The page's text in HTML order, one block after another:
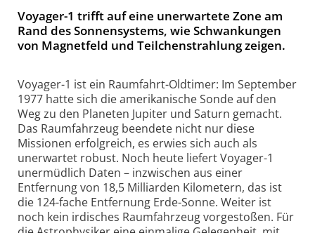
Voyager-1 trifft auf eine unerwartete Zone am
Rand des Sonnensystems, wie Schwankungen
von Magnetfeld und Teilchenstrahlung zeigen.
Voyager-1 ist ein Raumfahrt-Oldtimer: Im September
1977 hatte sich die amerikanische Sonde auf den
Weg zu den Planeten Jupiter und Saturn gemacht.
Das Raumfahrzeug beendete nicht nur diese
Missionen erfolgreich, es erwies sich auch als
unerwartet robust. Noch heute liefert Voyager-1
unermüdlich Daten – inzwischen aus einer
Entfernung von 18,5 Milliarden Kilometern, das ist
die 124-fache Entfernung Erde-Sonne. Weiter ist
noch kein irdisches Raumfahrzeug vorgestoßen. Für